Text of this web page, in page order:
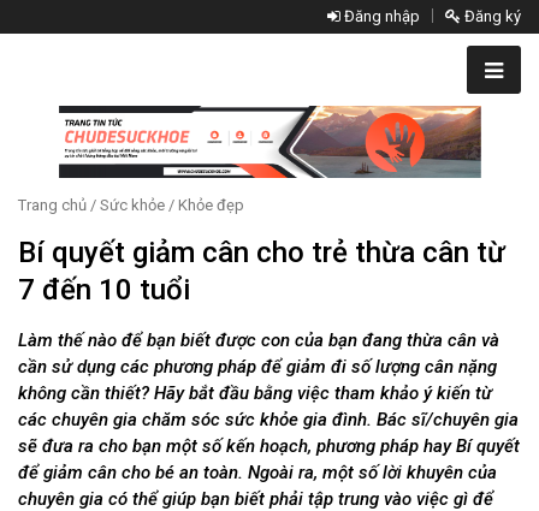
Đăng nhập Đăng ký
Trang chủ / Sức khỏe / Khỏe đẹp
Bí quyết giảm cân cho trẻ thừa cân từ
7 đến 10 tuổi
Làm thế nào để bạn biết được con của bạn đang thừa cân và
cần sử dụng các phương pháp để giảm đi số lượng cân nặng
không cần thiết? Hãy bắt đầu bằng việc tham khảo ý kiến từ
các chuyên gia chăm sóc sức khỏe gia đình. Bác sĩ/chuyên gia
sẽ đưa ra cho bạn một số kến hoạch, phương pháp hay Bí quyết
để giảm cân cho bé an toàn. Ngoài ra, một số lời khuyên của
chuyên gia có thể giúp bạn biết phải tập trung vào việc gì để